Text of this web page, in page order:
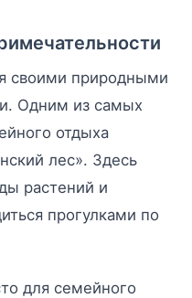
своими природными
Одним из самых
отдыха
лес». Здесь
растений и
прогулками по
для семейного